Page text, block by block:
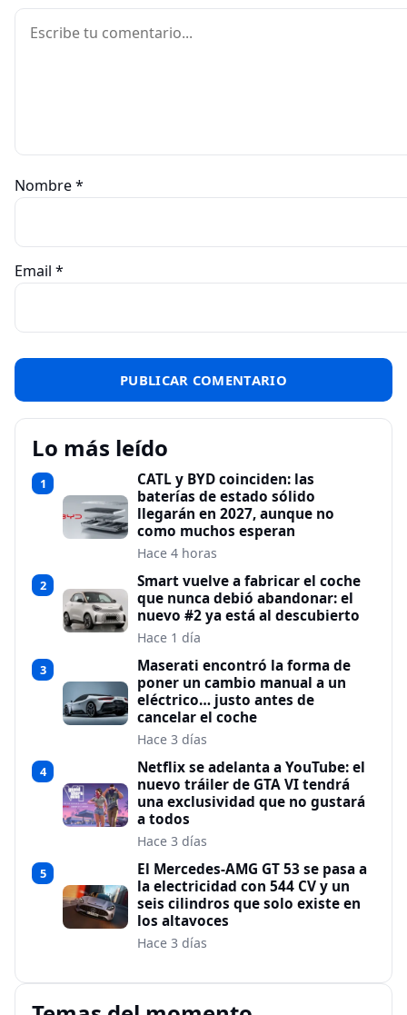
Comentario
Nombre*
Email *
Lo más leído
1
CATL y BYD coinciden: las
baterías de estado sólido
llegarán en 2027, aunque no
como muchos esperan
Hace 4 horas
2
Smart vuelve a fabricar el coche
que nunca debió abandonar: el
nuevo #2 ya está al descubierto
Hace 1 día
3
Maserati encontró la forma de
poner un cambio manual a un
eléctrico… justo antes de
cancelar el coche
Hace 3 días
4
Netflix se adelanta a YouTube: el
nuevo tráiler de GTA VI tendrá
una exclusividad que no gustará
a todos
Hace 3 días
5
El Mercedes-AMG GT 53 se pasa a
la electricidad con 544 CV y un
seis cilindros que solo existe en
los altavoces
Hace 3 días